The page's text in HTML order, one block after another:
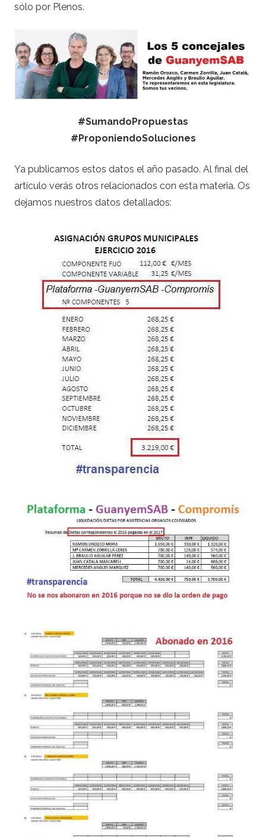
sólo por Plenos.
#SumandoPropuestas
#ProponiendoSoluciones
Ya publicamos estos datos el año pasado. Al final del
artículo verás otros relacionados con esta materia. Os
dejamos nuestros datos detallados: